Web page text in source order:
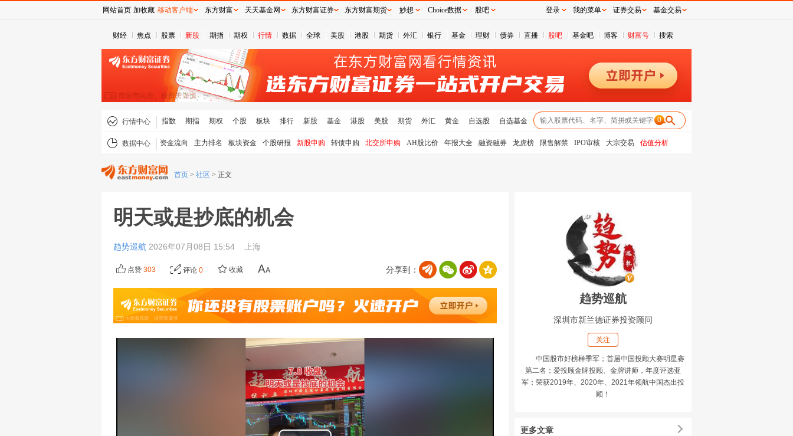
财经 焦点 股票 新股 期指 期权 行情 数据 全球 美股 港股 期货 外汇 银行 基金 理财 债券 直播 股吧 基金吧 博客 财富号 搜索
行情中心 指数 期指 期权 个股 板块 排行 新股 基金 港股 美股 期货 外汇 黄金 自选股 自选基金 0
数据中心 资金流向 主力排名 板块资金 个股研报 新股申购 转债申购 北交所申购 AH股比价 年报大全 融资融券 龙虎榜 限售解禁 IPO审核 大宗交易 估值分析
首页 > 社区 > 正文
明天或是抄底的机会
趋势巡航 2026年07月08日 15:54 上海
分享到：
点赞 303 评论 0 收藏
趋势巡航
深圳市新兰德证券投资顾问
关注
中国股市好榜样季军；首届中国投顾大赛明星赛
第二名；爱投顾金牌投顾、金牌讲师，年度评选亚
军；荣获2019年、2020年、2021年领航中国杰出投
顾！
更多文章
网站首页 加收藏 移动客户端 东方财富 天天基金网 东方财富证券 东方财富期货 妙想 Choice数据 股吧 登录 我的菜单 证券交易 基金交易